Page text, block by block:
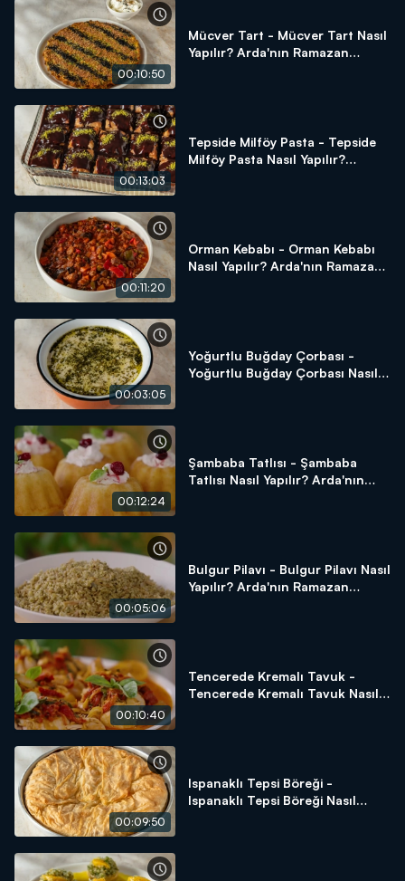
00:10:50
Mücver Tart - Mücver Tart Nasıl
Yapılır? Arda'nın Ramazan
00:13:03
Tepside Milföy Pasta - Tepside
Milföy Pasta Nasıl Yapılır?
00:11:20
Orman Kebabı - Orman Kebabı
Nasıl Yapılır? Arda'nın Ramazan
00:03:05
Yoğurtlu Buğday Çorbası -
Yoğurtlu Buğday Çorbası Nasıl
00:12:24
Şambaba Tatlısı - Şambaba
Tatlısı Nasıl Yapılır? Arda'nın
00:05:06
Bulgur Pilavı - Bulgur Pilavı Nasıl
Yapılır? Arda'nın Ramazan
00:10:40
Tencerede Kremalı Tavuk -
Tencerede Kremalı Tavuk Nasıl
00:09:50
Ispanaklı Tepsi Böreği -
Ispanaklı Tepsi Böreği Nasıl